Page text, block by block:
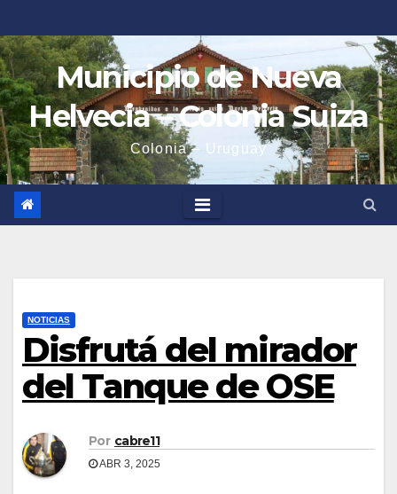
al
contenidoMunicipio de Nueva
Helvecia – Colonia Suiza
Colonia – Uruguay
NOTICIAS
Disfrutá del mirador
del Tanque de OSE
Por cabre11
ABR 3, 2025